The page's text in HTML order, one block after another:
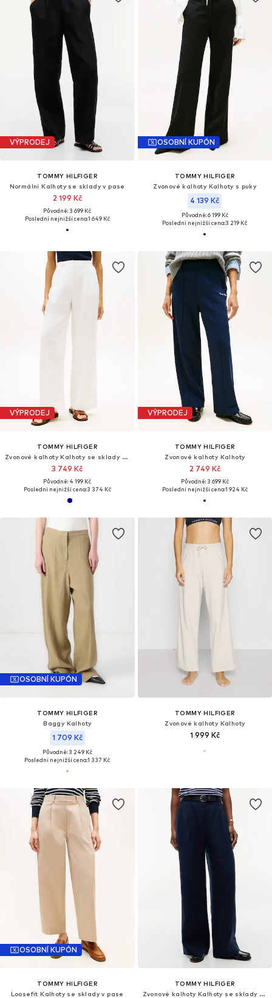
VÝPRODEJ
TOMMY HILFIGER
Normální Kalhoty se sklady v pase
2 199 Kč
Původně: 3 699 Kč
Poslední nejnižší cena:1 649 Kč
OSOBNÍ KUPÓN
TOMMY HILFIGER
Zvonové kalhoty Kalhoty s puky
4 139 Kč
Původně: 6 199 Kč
Poslední nejnižší cena:3 219 Kč
VÝPRODEJ
TOMMY HILFIGER
Zvonové kalhoty Kalhoty se sklady v pase
3 749 Kč
Původně: 4 199 Kč
Poslední nejnižší cena:3 374 Kč
VÝPRODEJ
TOMMY HILFIGER
Zvonové kalhoty Kalhoty
2 749 Kč
Původně: 3 699 Kč
Poslední nejnižší cena:1 924 Kč
OSOBNÍ KUPÓN
TOMMY HILFIGER
Baggy Kalhoty
1 709 Kč
Původně: 3 249 Kč
Poslední nejnižší cena:1 337 Kč
TOMMY HILFIGER
Zvonové kalhoty Kalhoty
1 999 Kč
OSOBNÍ KUPÓN
TOMMY HILFIGER
Loosefit Kalhoty se sklady v pase
TOMMY HILFIGER
Zvonové kalhoty Kalhoty se sklady v pase 'Blend Tailored Wide Leg'